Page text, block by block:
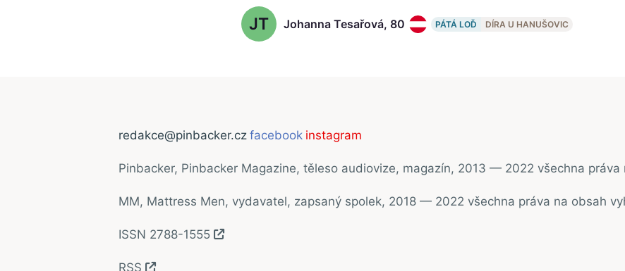
JT Johanna Tesařová, 80 PÁTÁ LOĎ DÍRA U HANUŠOVIC
redakce@pinbacker.cz facebook instagram
Pinbacker, Pinbacker Magazine, těleso audiovize, magazín, 2013 — 2022 všechna práva
MM, Mattress Men, vydavatel, zapsaný spolek, 2018 — 2022 všechna práva na obsah
ISSN 2788-1555
RSS